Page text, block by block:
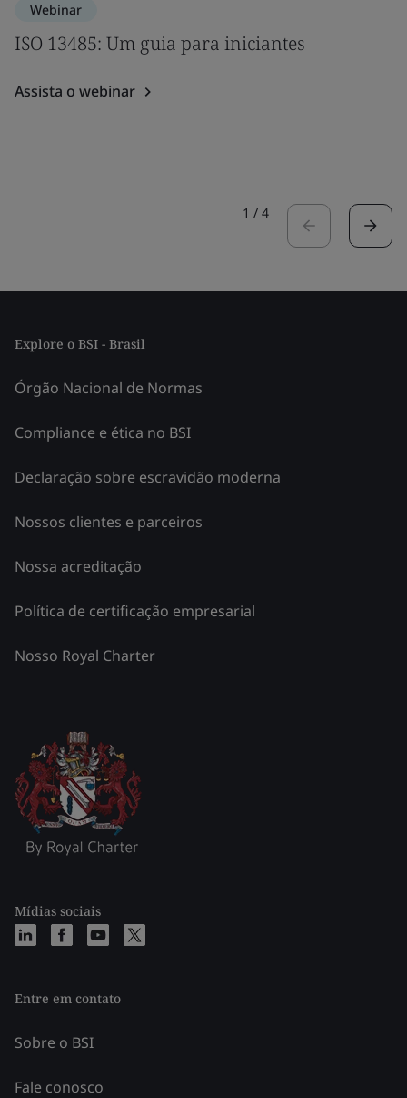
Webinar
ISO 13485: Um guia para iniciantes
Assista o webinar
1 / 4
Explore o BSI - Brasil
Órgão Nacional de Normas
Compliance e ética no BSI
Declaração sobre escravidão moderna
Nossos clientes e parceiros
Nossa acreditação
Política de certificação empresarial
Nosso Royal Charter
Mídias sociais
Entre em contato
Sobre o BSI
Fale conosco